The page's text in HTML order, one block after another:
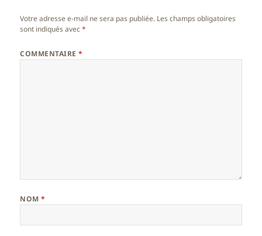
Votre adresse e-mail ne sera pas publiée. Les champs obligatoires
sont indiqués avec*
COMMENTAIRE*
NOM*